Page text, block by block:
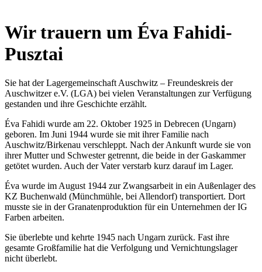
Wir trauern um Éva Fahidi-
Pusztai
Sie hat der Lagergemeinschaft Auschwitz – Freundeskreis der
Auschwitzer e.V. (LGA) bei vielen Veranstaltungen zur Verfügung
gestanden und ihre Geschichte erzählt.
Éva Fahidi wurde am 22. Oktober 1925 in Debrecen (Ungarn)
geboren. Im Juni 1944 wurde sie mit ihrer Familie nach
Auschwitz/Birkenau verschleppt. Nach der Ankunft wurde sie von
ihrer Mutter und Schwester getrennt, die beide in der Gaskammer
getötet wurden. Auch der Vater verstarb kurz darauf im Lager.
Éva wurde im August 1944 zur Zwangsarbeit in ein Außenlager des
KZ Buchenwald (Münchmühle, bei Allendorf) transportiert. Dort
musste sie in der Granatenproduktion für ein Unternehmen der IG
Farben arbeiten.
Sie überlebte und kehrte 1945 nach Ungarn zurück. Fast ihre
gesamte Großfamilie hat die Verfolgung und Vernichtungslager
nicht überlebt.